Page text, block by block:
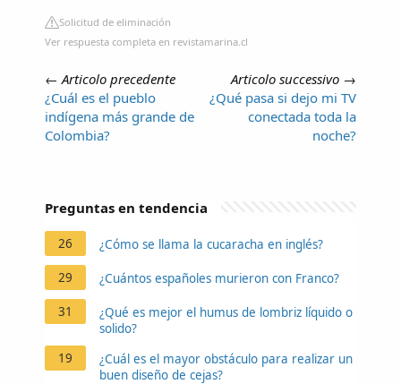
Solicitud de eliminación
Ver respuesta completa en revistamarina.cl
←Articolo precedente
¿Cuál es el pueblo
indígena más grande de
Colombia?
Articolo successivo →
¿Qué pasa si dejo mi TV
conectada toda la
noche?
Preguntas en tendencia
26 ¿Cómo se llama la cucaracha en inglés?
29 ¿Cuántos españoles murieron con Franco?
31
¿Qué es mejor el humus de lombriz líquido o
solido?
19
¿Cuál es el mayor obstáculo para realizar un
buen diseño de cejas?